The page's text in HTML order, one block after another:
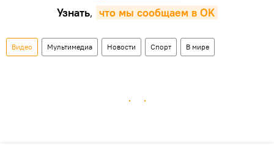
Узнать, что мы сообщаем в OK
Видео Мультимедиа Новости Спорт В мире